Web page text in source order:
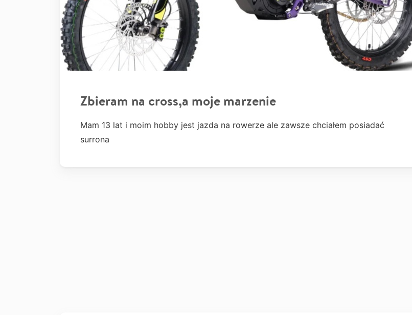
Zbieram na cross,a moje marzenie
Mam 13 lat i moim hobby jest jazda na rowerze ale zawsze chciałem posiadać
surrona